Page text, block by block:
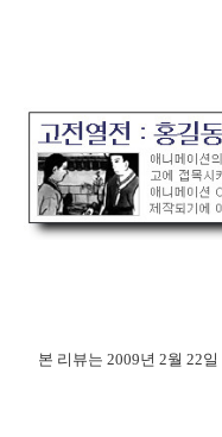
본 리뷰는 2009년 2월 22일